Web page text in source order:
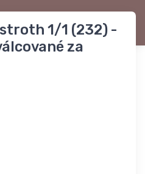
1/1 (232) -
za